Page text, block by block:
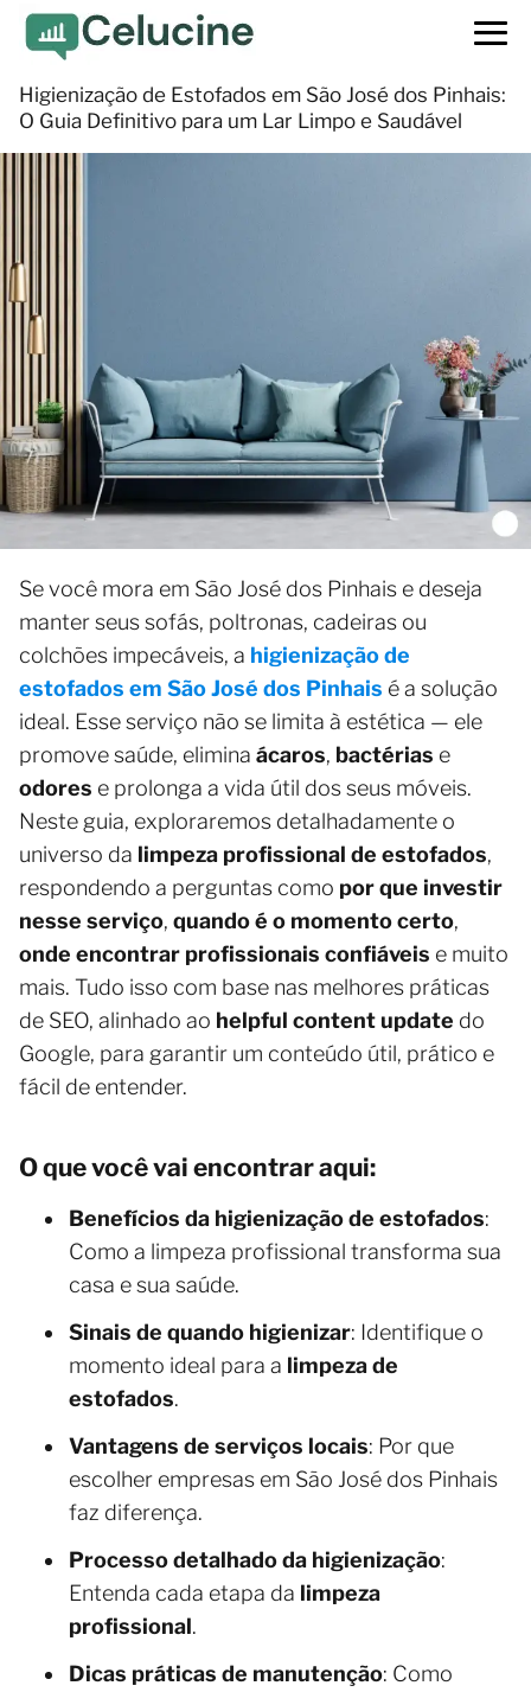
Higienização de Estofados em São José dos Pinhais:
O Guia Definitivo para um Lar Limpo e Saudável
Se você mora em São José dos Pinhais e deseja
manter seus sofás, poltronas, cadeiras ou
colchões impecáveis, a higienização de
estofados em São José dos Pinhais é a solução
ideal. Esse serviço não se limita à estética — ele
promove saúde, elimina ácaros, bactérias e
odores e prolonga a vida útil dos seus móveis.
Neste guia, exploraremos detalhadamente o
universo da limpeza profissional de estofados,
respondendo a perguntas como por que investir
nesse serviço, quando é o momento certo,
onde encontrar profissionais confiáveis e muito
mais. Tudo isso com base nas melhores práticas
de SEO, alinhado ao helpful content update do
Google, para garantir um conteúdo útil, prático e
fácil de entender.
O que você vai encontrar aqui:
Benefícios da higienização de estofados:
Como a limpeza profissional transforma sua
casa e sua saúde.
Sinais de quando higienizar: Identifique o
momento ideal para a limpeza de
estofados.
Vantagens de serviços locais: Por que
escolher empresas em São José dos Pinhais
faz diferença.
Processo detalhado da higienização:
Entenda cada etapa da limpeza
profissional.
Dicas práticas de manutenção: Como